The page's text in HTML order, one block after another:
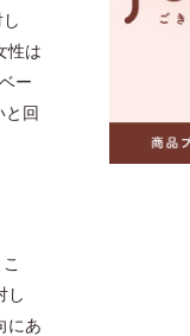
性は
ー
と回
し
にあ